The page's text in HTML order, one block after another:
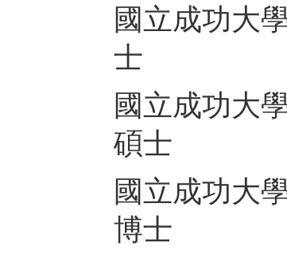
國立成功大
士
國立成功大
碩士
國立成功大
博士